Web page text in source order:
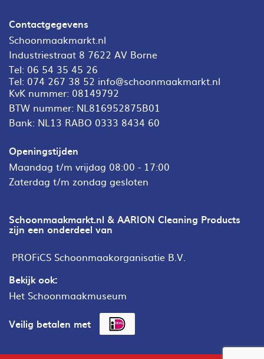
Contactgegevens
Schoonmaakmarkt.nl
Industriestraat 8 7622 AV Borne
Tel: 06 54 35 45 26
Tel: 074 267 38 52 info@schoonmaakmarkt.nl
KvK nummer: 08149792
BTW nummer: NL816952875B01
Bank: NL13 RABO 0333 8434 60
Openingstijden
Maandag t/m vrijdag 08:00 - 17:00
Zaterdag t/m zondag gesloten
Schoonmaakmarkt.nl & AARION Cleaning Products
zijn een onderdeel van
PROFiCS Schoonmaakorganisatie B.V.
Bekijk ook:
Het Schoonmaakmuseum
Veilig betalen met